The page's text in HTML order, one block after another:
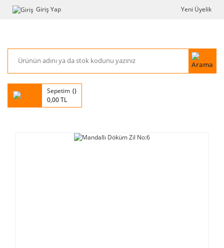
Giriş Yap Yeni Üyelik
Sepetim
0,00 TL